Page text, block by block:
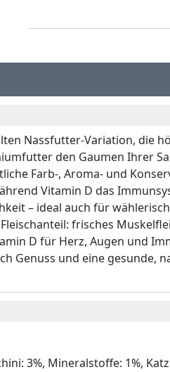
Nassfutter-Variation, die
den Gaumen Ihrer
Farb-, Aroma- und
Vitamin D das
– ideal auch für
frisches
D für Herz, Augen und
Genuss und eine gesunde,
3%, Mineralstoffe: 1%,